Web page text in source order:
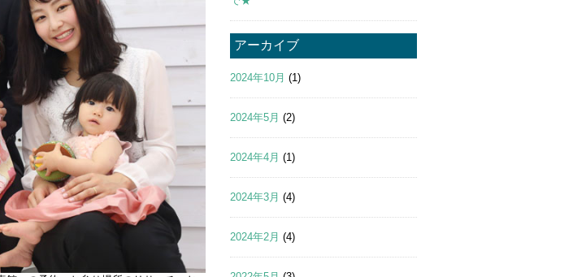
アーカイブ
2024年10月 (1)
2024年5月 (2)
2024年4月 (1)
2024年3月 (4)
2024年2月 (4)